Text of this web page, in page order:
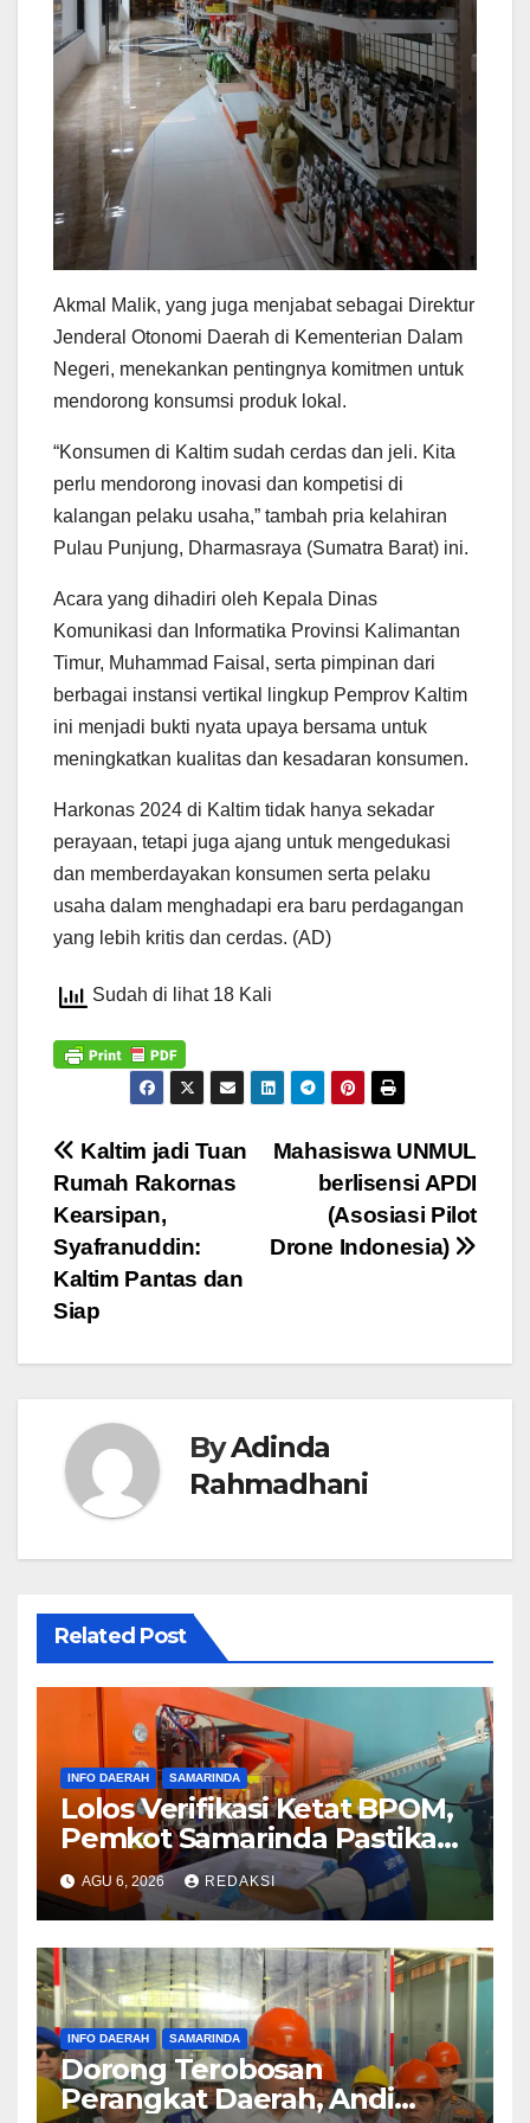
Akmal Malik, yang juga menjabat sebagai Direktur
Jenderal Otonomi Daerah di Kementerian Dalam
Negeri, menekankan pentingnya komitmen untuk
mendorong konsumsi produk lokal.
“Konsumen di Kaltim sudah cerdas dan jeli. Kita
perlu mendorong inovasi dan kompetisi di
kalangan pelaku usaha,” tambah pria kelahiran
Pulau Punjung, Dharmasraya (Sumatra Barat) ini.
Acara yang dihadiri oleh Kepala Dinas
Komunikasi dan Informatika Provinsi Kalimantan
Timur, Muhammad Faisal, serta pimpinan dari
berbagai instansi vertikal lingkup Pemprov Kaltim
ini menjadi bukti nyata upaya bersama untuk
meningkatkan kualitas dan kesadaran konsumen.
Harkonas 2024 di Kaltim tidak hanya sekadar
perayaan, tetapi juga ajang untuk mengedukasi
dan memberdayakan konsumen serta pelaku
usaha dalam menghadapi era baru perdagangan
yang lebih kritis dan cerdas. (AD)
Sudah di lihat 18 Kali
Navigasi
pos
Mahasiswa UNMUL
berlisensi APDI
(Asosiasi Pilot
Drone Indonesia)
Kaltim jadi Tuan
Rumah Rakornas
Kearsipan,
Syafranuddin:
Kaltim Pantas dan
Siap
ByAdinda
Rahmadhani
Related Post
INFO DAERAH SAMARINDA
Lolos Verifikasi Ketat BPOM,
Pemkot Samarinda Pastikan
SAMAQUA Siap Bersaing
Sehat di Pasar Lokal
AGU 6, 2026 REDAKSI
INFO DAERAH SAMARINDA
Dorong Terobosan
Perangkat Daerah, Andi